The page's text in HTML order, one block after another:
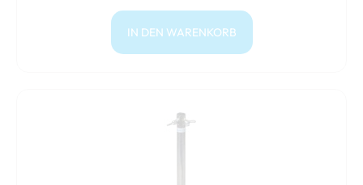
IN DEN WARENKORB